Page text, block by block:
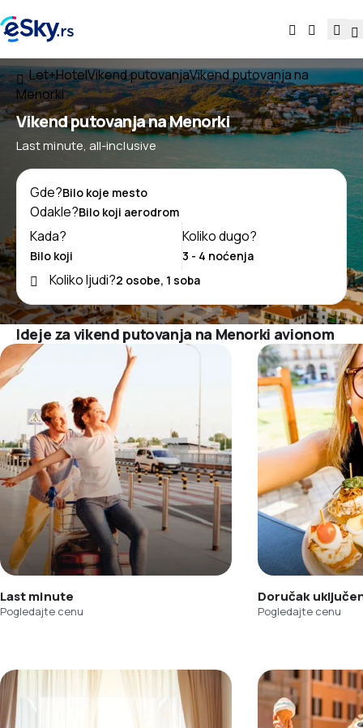
Let+HotelVikend putovanjaVikend putovanja na
Menorki
Vikend putovanja na Menorki
Last minute, all-inclusive
Gde?
Odakle?
Kada?
Koliko dugo?
Koliko ljudi?
Ideje za vikend putovanja na Menorki avionom
Last minute
Pogledajte cenu
Doručak
Pogledajte cenu